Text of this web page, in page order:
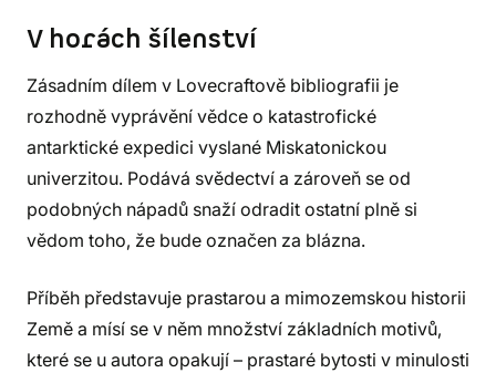
V horách šílenství
Zásadním dílem v Lovecraftově bibliografii je
rozhodně vyprávění vědce o katastrofické
antarktické expedici vyslané Miskatonickou
univerzitou. Podává svědectví a zároveň se od
podobných nápadů snaží odradit ostatní plně si
vědom toho, že bude označen za blázna.
Příběh představuje prastarou a mimozemskou historii
Země a mísí se v něm množství základních motivů,
které se u autora opakují – prastaré bytosti v minulosti